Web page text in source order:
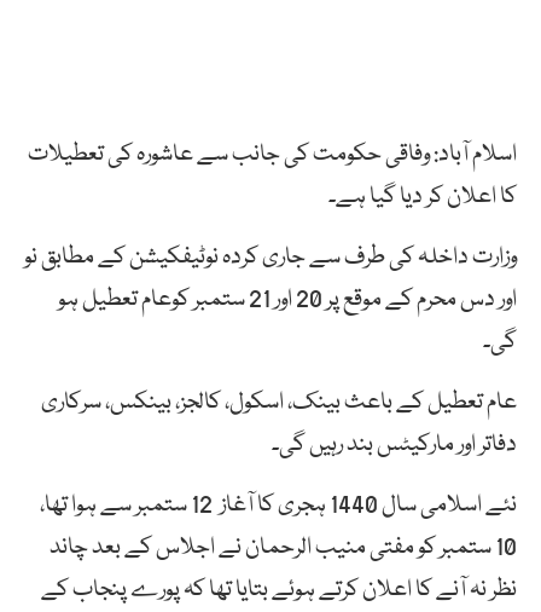
اسلام آباد: وفاقی حکومت کی جانب سے عاشورہ کی تعطیلات
کا اعلان کر دیا گیا ہے۔
وزارت داخلہ کی طرف سے جاری کردہ نوٹیفکیشن کے مطابق نو
اور دس محرم کے موقع پر 20 اور 21 ستمبر کوعام تعطیل ہو
گی۔
عام تعطیل کے باعث بینک، اسکول، کالجز، بینکس، سرکاری
دفاتر اور مارکیٹس بند رہیں گی۔
نئے اسلامی سال 1440 ہجری کا آغاز 12 ستمبر سے ہوا تھا،
10 ستمبر کو مفتی منیب الرحمان نے اجلاس کے بعد چاند
نظر نہ آنے کا اعلان کرتے ہوئے بتایا تھا کہ پورے پنجاب کے